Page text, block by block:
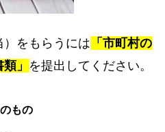
）をもらうには 「市町村の
」 を提出してください。
もの